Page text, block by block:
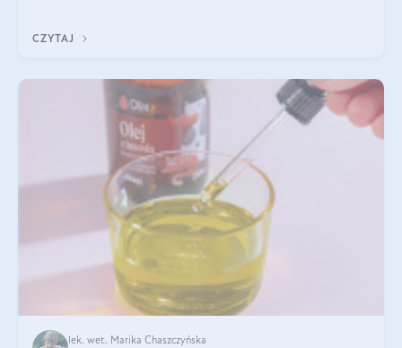
CZYTAJ
lek. wet. Marika Chaszczyńska